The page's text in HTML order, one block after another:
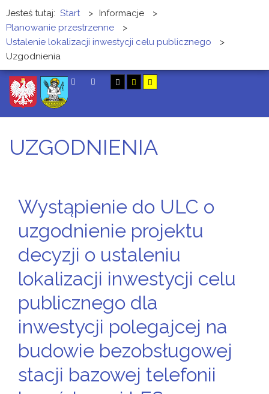
Jesteś tutaj: Start > Informacje
>
Planowanie przestrzenne
>
Ustalenie lokalizacji inwestycji celu publicznego
>
Uzgodnienia
UZGODNIENIA
Wystąpienie do ULC o
uzgodnienie projektu
decyzji o ustaleniu
lokalizacji inwestycji celu
publicznego dla
inwestycji polegajcej na
budowie bezobsługowej
stacji bazowej telefonii